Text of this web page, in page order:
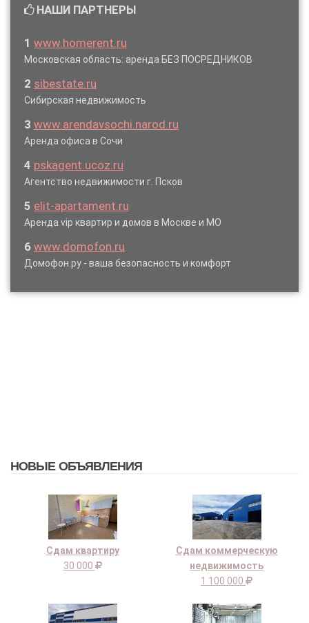
НАШИ ПАРТНЕРЫ
1 www.homerent.ru
Московская область: аренда БЕЗ ПОСРЕДНИКОВ
2 sibestate.ru
Сибирская недвижимость
3 www.arendavsochi.narod.ru
Аренда офиса в Сочи
4 pskagent.ucoz.ru
Агентство недвижимости г. Псков
5 elit-apartament.ru
Аренда vip квартир и домов в Москве и МО
6 www.domofon.ru
Домофон.ру - ваша безопасность и комфорт
НОВЫЕ ОБЪЯВЛЕНИЯ
Сдам квартиру
30 000
Сдам коммерческую
недвижимость
1 100 000